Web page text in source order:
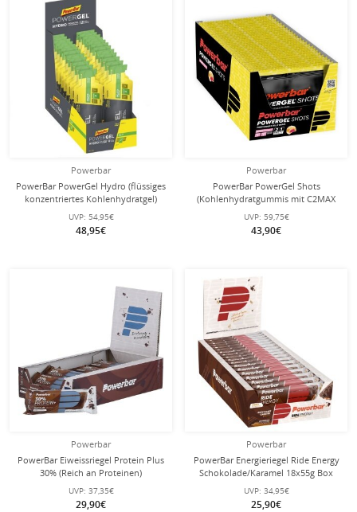
Powerbar
PowerBar PowerGel Hydro (flüssiges
konzentriertes Kohlenhydratgel)
UVP: 54,95€
48,95€
Powerbar
PowerBar PowerGel Shots
(Kohlenhydratgummis mit C2MAX
24x60g Box
UVP: 59,75€
43,90€
Powerbar
PowerBar Eiweissriegel Protein Plus
30% (Reich an Proteinen)
UVP: 37,35€
29,90€
Powerbar
PowerBar Energieriegel Ride Energy
Schokolade/Karamel 18x55g Box
UVP: 34,95€
25,90€